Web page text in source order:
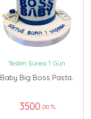
Teslim Süresi 1 Gün
Baby Big Boss Pasta.
3500 ,00 TL